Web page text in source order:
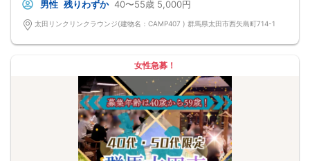
相手を尊重しあえる余裕のある方が理想。
ハイステータス男性が集う人気企画です！
前回参加の男性一部紹介！
～今回のパーティーは群馬県内でも唯一の「同窓会のような年齢幅」♡～
少しだけ離れた年齢差で婚活したいという女性様のためにつくりました！
女性に大人気のパーティーなのでお早めに♪
県内最大数10対10！トークタイム中に《連絡先交換自由》始めました！
群馬最大級！男女10対10♪トークタイム中の連絡先交換自由！
①＼群馬最大級の男女10対10／
多すぎず少なすぎず、参加者様が求める理想の人数を作り上げました！
（最小催行人数3:3）
男性 残りわずか 40〜55歳 5,000円
太田リンクリンクラウンジ(建物名：CAMP407 ) 群馬県太田市西矢島町714-1
女性急募！